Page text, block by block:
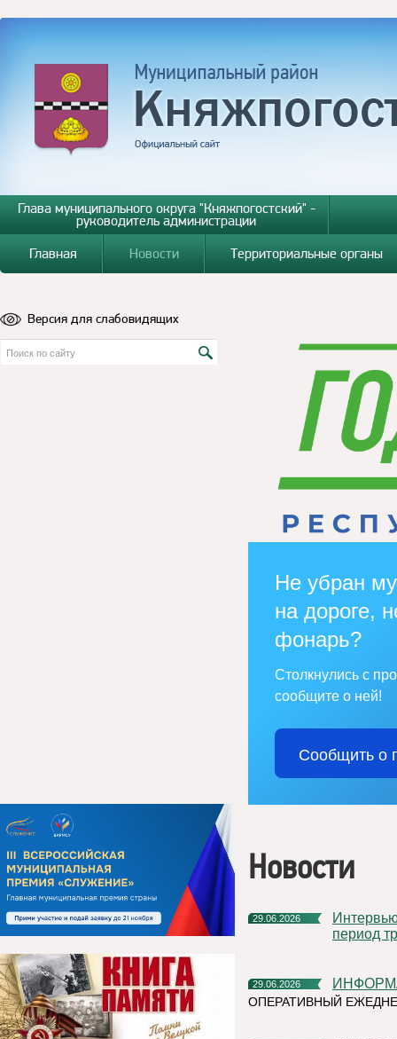
Глава муниципального округа "Княжпогостский" -
руководитель администрации
Главная
Новости Территориальные органы
Версия для слабовидящих
Не убран
на дороге,
фонарь?
Столкнулись с
сообщите о ней!
Сообщить о
Новости
29.06.2026
Интервью руководителя на тему «Назначение пособия на
период
29.06.2026
ОПЕРАТИВНЫЙ